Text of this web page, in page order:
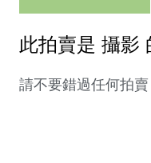
此拍賣是 攝影
請不要錯過任何拍賣